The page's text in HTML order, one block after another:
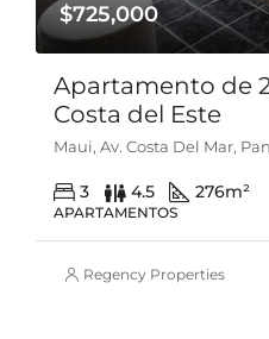
$725,000
Apartamento de
Costa del Este
Maui, Av. Costa Del Mar,
3 4.5 276m²
APARTAMENTOS
Regency Properties